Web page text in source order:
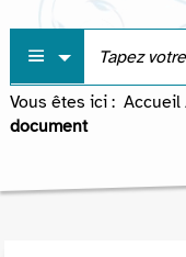
Vous êtes ici : Accueil
document